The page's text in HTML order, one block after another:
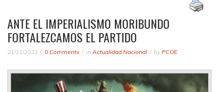
ANTE EL IMPERIALISMO MORIBUNDO
FORTALEZCAMOS EL PARTIDO
21/11/2022 0 Comments in Actualidad Nacional by PCOE